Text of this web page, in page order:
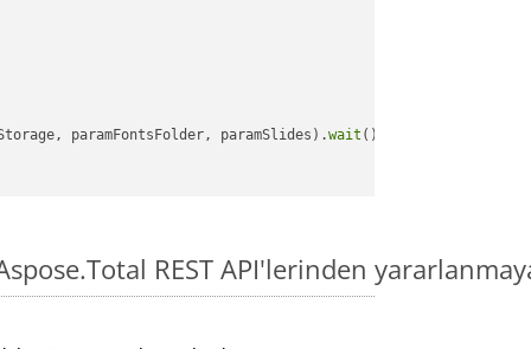
paramFontsFolder, paramSlides).wait ();
REST API'lerinden